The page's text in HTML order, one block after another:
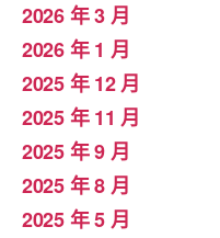
2026 年 3 月
2026 年 1 月
2025 年 12 月
2025 年 11 月
2025 年 9 月
2025 年 8 月
2025 年 5 月